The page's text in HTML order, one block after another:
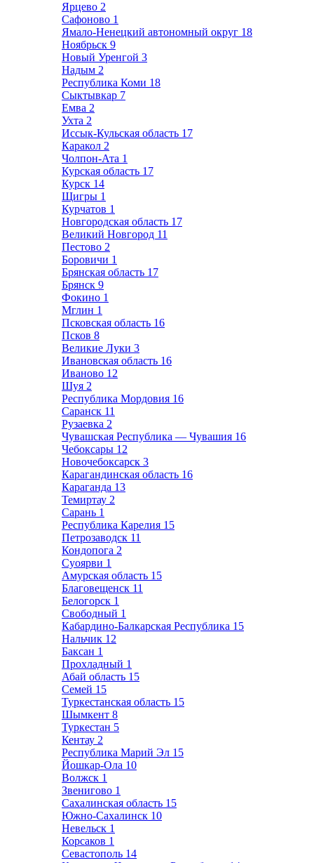
Ярцево 2
Сафоново 1
Ямало-Ненецкий автономный округ 18
Ноябрьск 9
Новый Уренгой 3
Надым 2
Республика Коми 18
Сыктывкар 7
Емва 2
Ухта 2
Иссык-Кульская область 17
Каракол 2
Чолпон-Ата 1
Курская область 17
Курск 14
Щигры 1
Курчатов 1
Новгородская область 17
Великий Новгород 11
Пестово 2
Боровичи 1
Брянская область 17
Брянск 9
Фокино 1
Мглин 1
Псковская область 16
Псков 8
Великие Луки 3
Ивановская область 16
Иваново 12
Шуя 2
Республика Мордовия 16
Саранск 11
Рузаевка 2
Чувашская Республика — Чувашия 16
Чебоксары 12
Новочебоксарск 3
Карагандинская область 16
Караганда 13
Темиртау 2
Сарань 1
Республика Карелия 15
Петрозаводск 11
Кондопога 2
Суоярви 1
Амурская область 15
Благовещенск 11
Белогорск 1
Свободный 1
Кабардино-Балкарская Республика 15
Нальчик 12
Баксан 1
Прохладный 1
Абай область 15
Семей 15
Туркестанская область 15
Шымкент 8
Туркестан 5
Кентау 2
Республика Марий Эл 15
Йошкар-Ола 10
Волжск 1
Звенигово 1
Сахалинская область 15
Южно-Сахалинск 10
Невельск 1
Корсаков 1
Севастополь 14